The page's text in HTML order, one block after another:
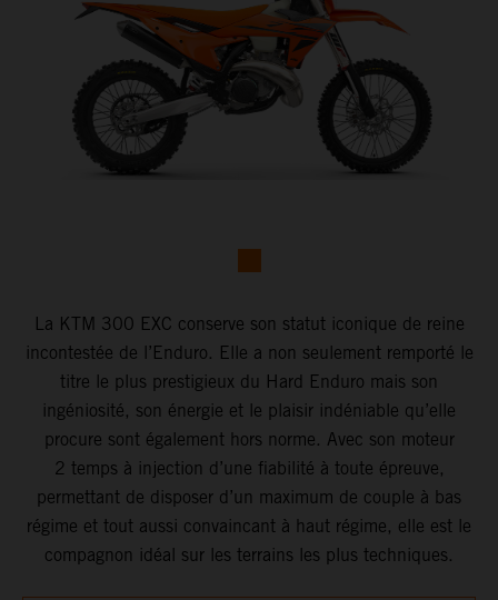
La KTM 300 EXC conserve son statut iconique de reine
incontestée de l’Enduro. Elle a non seulement remporté le
titre le plus prestigieux du Hard Enduro mais son
ingéniosité, son énergie et le plaisir indéniable qu’elle
procure sont également hors norme. Avec son moteur
2 temps à injection d’une fiabilité à toute épreuve,
permettant de disposer d’un maximum de couple à bas
régime et tout aussi convaincant à haut régime, elle est le
compagnon idéal sur les terrains les plus techniques.